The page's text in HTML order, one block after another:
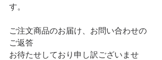
す。
ご注文商品のお届け、お問い合わせの
ご返答
お待たせしており申し訳ございませ